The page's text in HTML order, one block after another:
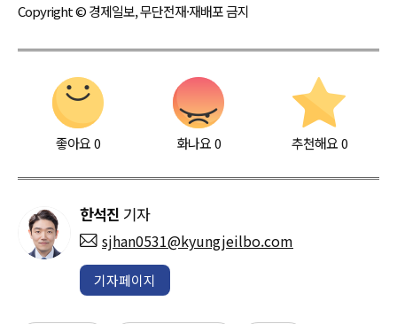
Copyright © 경제일보, 무단전재·재배포 금지
좋아요0 화나요0 추천해요 0
한석진 기자
sjhan0531@kyungjeilbo.com
기자페이지